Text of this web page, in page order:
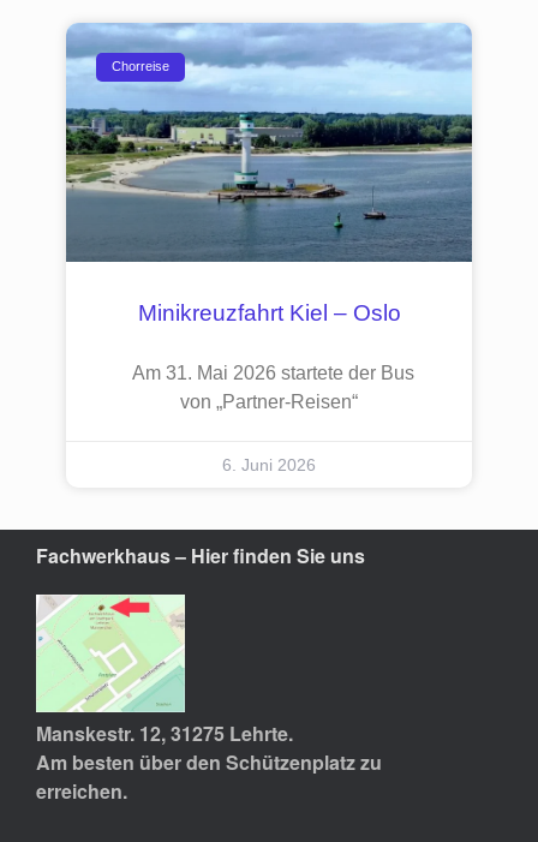
Chorreise
Minikreuzfahrt Kiel – Oslo
Am 31. Mai 2026 startete der Bus
von „Partner-Reisen“
6. Juni 2026
Fachwerkhaus – Hier finden Sie uns
Manskestr. 12, 31275 Lehrte.
Am besten über den Schützenplatz zu
erreichen.